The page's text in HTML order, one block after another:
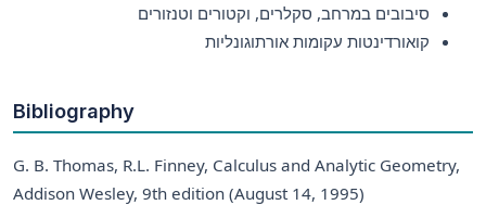
סיבובים במרחב, סקלרים, וקטורים וטנזורים
קואורדינטות עקומות אורתוגונליות
Bibliography
G. B. Thomas, R.L. Finney, Calculus and Analytic Geometry,
Addison Wesley, 9th edition (August 14, 1995)